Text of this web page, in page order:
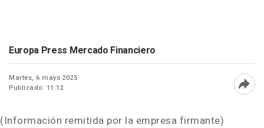
Europa Press Mercado Financiero
Martes, 6 mayo 2025
Publicado: 11:12
(Información remitida por la empresa firmante)